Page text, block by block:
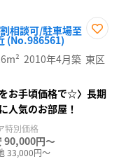
相談可/駐車場至
(No.986561)
に入
り登
2010年4月築 東区
お手頃価格で☆〉長期
人気のお部屋！
特別価格
90,000円～
33,000円～